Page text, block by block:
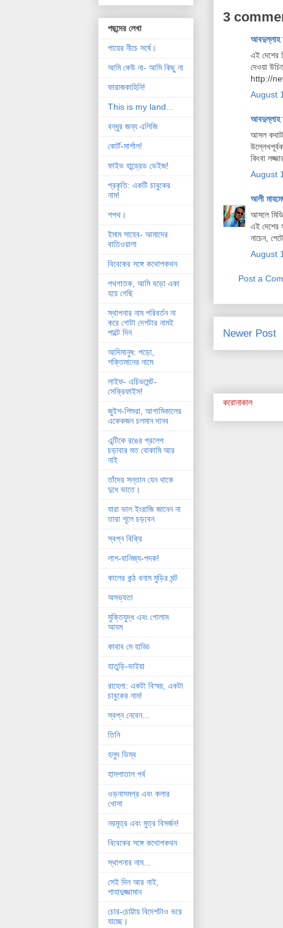
3
আবদুল্লাহ
এই দেশের
দেওয়া
http://
August
আবদুল্লাহ
আসল
কিংবা
August
আলী
আসলে
এই দেশের
নাচেন,
August
Post a
Newer Post
করোনাকাল
পছন্দের লেখা
পায়ের নীচে সর্ষে।
আমি কেউ না- আমি কিছু না
ফারাজকাহিনি!
This is my land...
বন্ধুর জন্য এলিজি
কোর্ট-মার্শাল!
ফাইভ হান্ড্রেড ডেইজ!
প্রকৃতি: একটি চাবুকের
নাম!
শপথ।
ইমাম সাহেব- আমাদের
বাতিওয়ালা
বিবেকের সঙ্গে কথোপকথন
পথগাতক, আমি বড়ো একা
হয়ে গেছি
স্থাপনার নাম পরিবর্তন না
করে গোটা দেশটার নামই
পাল্টে দিন
আদিমানুষ: পড়ো,
শক্তিমানের নামে
লাইফ- এচিভমেন্ট-
সেক্রিফাইস!
জুইশ-শিশুরা, আগামিকালের
একেকজন চলমান দানব
এন্টিকে রঙের প্রলেপ
চড়াবার মত বোকামি আর
নাই
তাঁদের সন্তান যেন থাকে
দুধে ভাতে।
যারা ভাল ইংরাজি জানেন না
তারা শূলে চড়বেন
স্বপ্ন বিক্রি
লাশ-বানিজ্য-পদক!
কালের কন্ঠ বনাম মুড়ির ঘন্ট
অসভ্যতা
মুক্তিযুদ্ধ এবং গোলাম
আযম
কাবাব মে হাড্ডি
হাতুড়ি-ভাইয়া
রাহেলা: একটা বিস্ময়, একটা
চাবুকের নাম!
স্বপ্ন নেবেন...
তিনি
হলুদ ডিম্ব
হাসপাতাল পর্ব
ওড়নাসমগ্র এবং কলার
খোসা
নরমূত্র এবং মুত্র বিসর্জন!
বিবেকের সঙ্গে কথোপকথন
স্থাপনার নাম...
সেই দিন আর নাই,
শাহাদুজ্জামান
চোর-চোট্টায় বিদেশটাও ভরে
যাচ্ছে।